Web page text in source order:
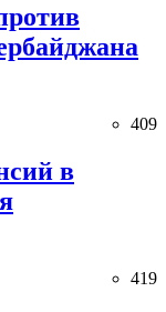
409
в
419